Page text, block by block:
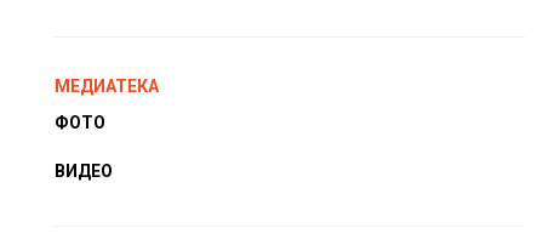
МЕДИАТЕКА
ФОТО
ВИДЕО